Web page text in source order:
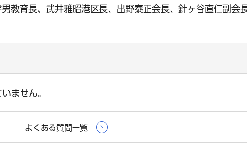
教育長、武井雅昭港区長、出野泰正会長、針ヶ谷直仁副会
ません。
よくある質問一覧